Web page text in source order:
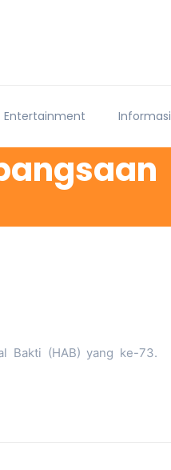
Entertainment Informasi
Bakti (HAB) yang ke-73.